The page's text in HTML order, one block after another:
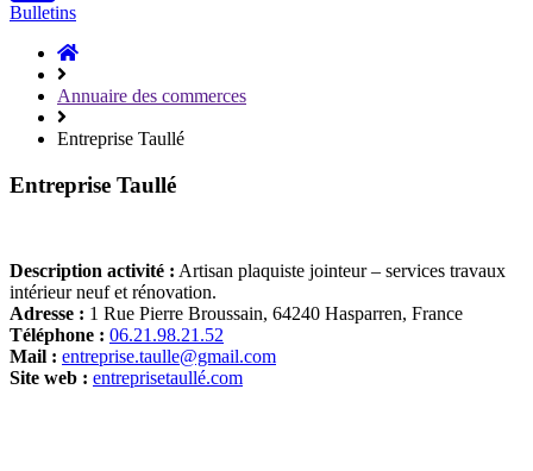
Bulletins
Accueil
Annuaire des commerces
Entreprise Taullé
Entreprise Taullé
Description activité : Artisan plaquiste jointeur – services travaux
intérieur neuf et rénovation.
Adresse : 1 Rue Pierre Broussain, 64240 Hasparren, France
Téléphone : 06.21.98.21.52
Mail : entreprise.taulle@gmail.com
Site web : entreprisetaullé.com